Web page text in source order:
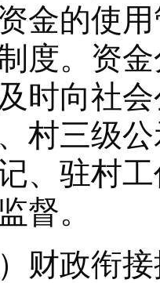
金的使
度。资
时向社
村三级
、驻村
督。
政衔接